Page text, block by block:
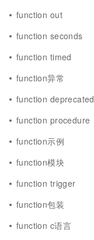
function out
function seconds
function timed
function异常
function deprecated
function procedure
function示例
function模块
function trigger
function包装
function c语言